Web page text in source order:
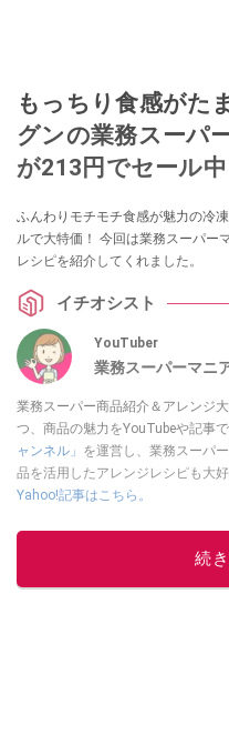
もっちり食感がた
グンの業務スーパ
が213円でセール中
ふんわりモチモチ食感が魅力の冷
ルで大特価！ 今回は業務スーパー
レシピを紹介してくれました。
イチオシスト
YouTuber
業務スーパーマニ
業務スーパー商品紹介＆アレンジ
つ、商品の魅力をYouTubeや記事
ャンネル」 を運営し、業務スーパ
品を活用したアレンジレシピも大
Yahoo!記事はこちら。
続